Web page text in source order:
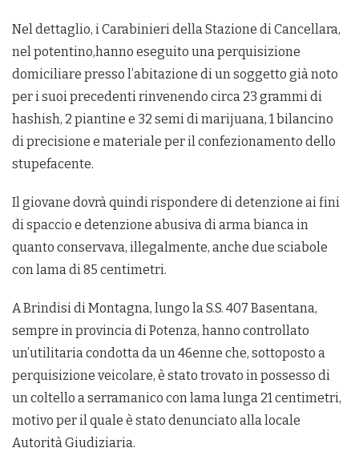
Nel dettaglio, i Carabinieri della Stazione di Cancellara,
nel potentino,hanno eseguito una perquisizione
domiciliare presso l’abitazione di un soggetto già noto
per i suoi precedenti rinvenendo circa 23 grammi di
hashish, 2 piantine e 32 semi di marijuana, 1 bilancino
di precisione e materiale per il confezionamento dello
stupefacente.
Il giovane dovrà quindi rispondere di detenzione ai fini
di spaccio e detenzione abusiva di arma bianca in
quanto conservava, illegalmente, anche due sciabole
con lama di 85 centimetri.
A Brindisi di Montagna, lungo la S.S. 407 Basentana,
sempre in provincia di Potenza, hanno controllato
un’utilitaria condotta da un 46enne che, sottoposto a
perquisizione veicolare, è stato trovato in possesso di
un coltello a serramanico con lama lunga 21 centimetri,
motivo per il quale è stato denunciato alla locale
Autorità Giudiziaria.